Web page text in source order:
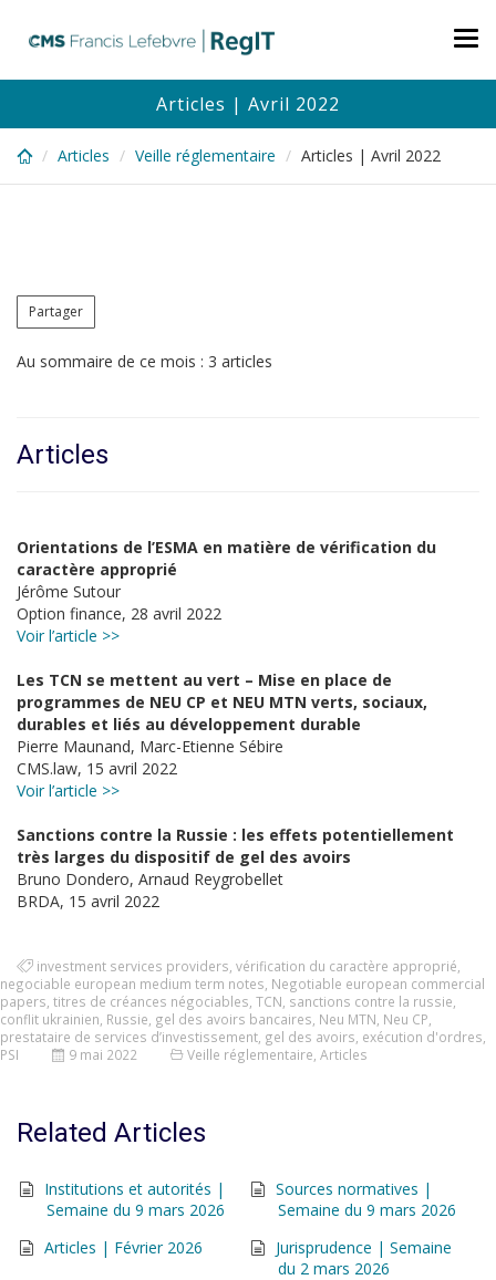
content
Articles | Avril 2022
Articles Veille réglementaire Articles | Avril 2022
Partager
Au sommaire de ce mois : 3 articles
Articles
Orientations de l’ESMA en matière de vérification du
caractère approprié
Jérôme Sutour
Option finance, 28 avril 2022
Voir l’article >>
Les TCN se mettent au vert – Mise en place de
programmes de NEU CP et NEU MTN verts, sociaux,
durables et liés au développement durable
Pierre Maunand, Marc-Etienne Sébire
CMS.law, 15 avril 2022
Voir l’article >>
Sanctions contre la Russie : les effets potentiellement
très larges du dispositif de gel des avoirs
Bruno Dondero, Arnaud Reygrobellet
BRDA, 15 avril 2022
investment services providers vérification du caractère approprié
negociable european medium term notes Negotiable european commercial
papers titres de créances négociables TCN sanctions contre la russie
conflit ukrainien Russie gel des avoirs bancaires Neu MTN Neu CP
prestataire de services d’investissement gel des avoirs exécution d'ordres
PSI
9 mai 2022 Veille réglementaire Articles
Related Articles
Institutions et autorités |
Semaine du 9 mars 2026
Sources normatives |
Semaine du 9 mars 2026
Articles | Février 2026
Jurisprudence | Semaine
du 2 mars 2026